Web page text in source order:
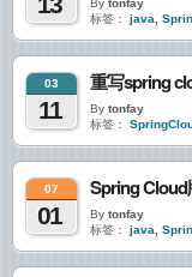
By tonfay
标签：
java
03
11
重写spring
By tonfay
标签：
07
01
Spring
By tonfay
标签：
java